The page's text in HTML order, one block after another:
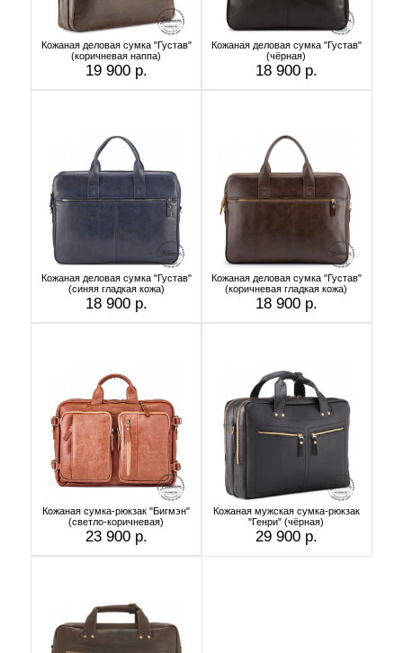
Кожаная деловая сумка "Густав"
(коричневая наппа)
19 900 р.
Кожаная деловая сумка "Густав"
(чёрная)
18 900 р.
Кожаная деловая сумка "Густав"
(синяя гладкая кожа)
18 900 р.
Кожаная деловая сумка "Густав"
(коричневая гладкая кожа)
18 900 р.
Кожаная сумка-рюкзак "Бигмэн"
(светло-коричневая)
23 900 р.
Кожаная мужская сумка-рюкзак
"Генри" (чёрная)
29 900 р.